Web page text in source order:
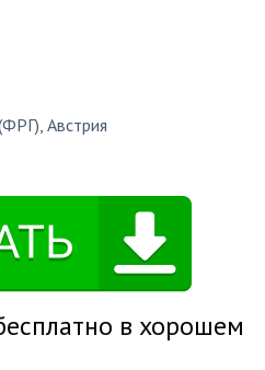
Австрия
в хорошем